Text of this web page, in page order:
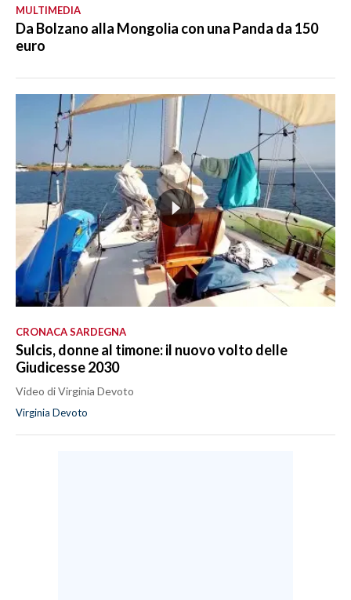
MULTIMEDIA
Da Bolzano alla Mongolia con una Panda da 150
euro
CRONACA SARDEGNA
Sulcis, donne al timone: il nuovo volto delle
Giudicesse 2030
Video di Virginia Devoto
Virginia Devoto